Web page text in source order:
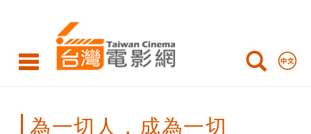
Things
to
為一切人，成為一切